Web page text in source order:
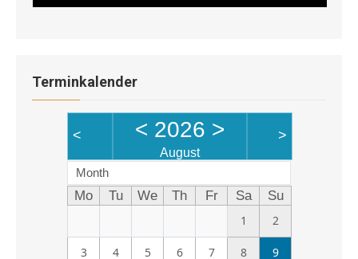
Terminkalender
< < 2026 >
August
>
Month
Mo Tu We Th Fr Sa
Su
1
2
3 4 5 6 7 8 9